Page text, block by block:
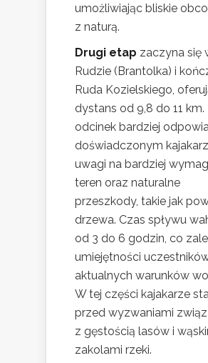
umożliwiając bliskie
z naturą.
Drugi etap zaczyna się
Rudzie (Brantolka) i
Ruda Kozielskiego,
dystans od 9,8 do 11 km.
odcinek bardziej
doświadczonym
uwagi na bardziej
teren oraz naturalne
przeszkody, takie jak
drzewa. Czas spływu
od 3 do 6 godzin, co
umiejętności
aktualnych warunków
W tej części kajakarze
przed wyzwaniami
z gęstością lasów i
zakolami rzeki.